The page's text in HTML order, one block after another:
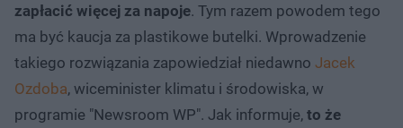
zapłacić więcej za napoje. Tym razem powodem tego
ma być kaucja za plastikowe butelki. Wprowadzenie
takiego rozwiązania zapowiedział niedawno Jacek
Ozdoba, wiceminister klimatu i środowiska, w
programie "Newsroom WP". Jak informuje, to że